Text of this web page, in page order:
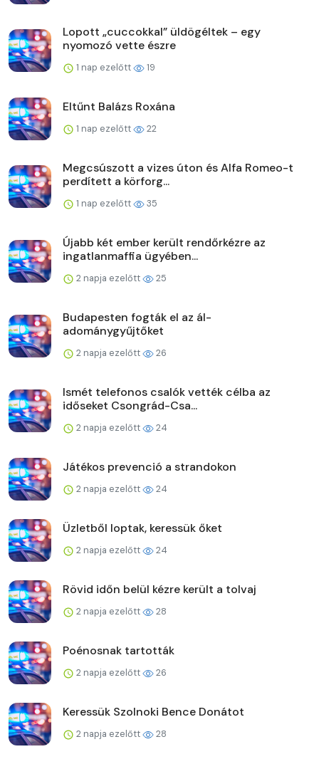
Lopott „cuccokkal” üldögéltek – egy
nyomozó vette észre
1 nap ezelőtt 19
Eltűnt Balázs Roxána
1 nap ezelőtt 22
Megcsúszott a vizes úton és Alfa Romeo-t
perdített a körforg...
1 nap ezelőtt 35
Újabb két ember került rendőrkézre az
ingatlanmaffia ügyében...
2 napja ezelőtt 25
Budapesten fogták el az ál-
adománygyűjtőket
2 napja ezelőtt 26
Ismét telefonos csalók vették célba az
időseket Csongrád-Csa...
2 napja ezelőtt 24
Játékos prevenció a strandokon
2 napja ezelőtt 24
Üzletből loptak, keressük őket
2 napja ezelőtt 24
Rövid időn belül kézre került a tolvaj
2 napja ezelőtt 28
Poénosnak tartották
2 napja ezelőtt 26
Keressük Szolnoki Bence Donátot
2 napja ezelőtt 28